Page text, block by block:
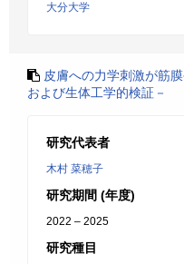
大分大学
皮膚への力学刺激が筋
および生体工学的検証－
研究代表者
木村 菜穂子
研究期間 (年度)
2022 – 2025
研究種目